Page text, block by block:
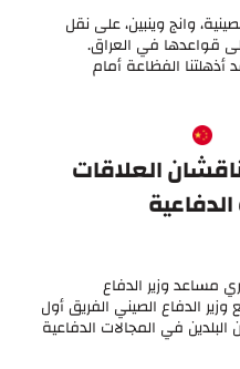
وانج وينبين، على نقل
إلى قواعدها في العراق.
الفظاعة أمام
العلاقات
مساعد وزير الدفاع
الدفاع الصيني الفريق أول
البلدين في المجالات الدفاعية